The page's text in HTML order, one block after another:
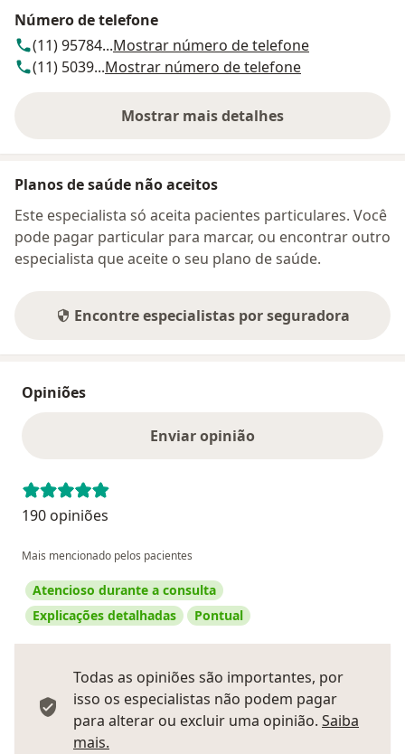
Número de telefone
(11) 95784...Mostrar número de telefone
(11) 5039...Mostrar número de telefone
Mostrar mais detalhes
sobre o endereço
Planos de saúde não aceitos
Este especialista só aceita pacientes particulares. Você
pode pagar particular para marcar, ou encontrar outro
especialista que aceite o seu plano de saúde.
Encontre especialistas por seguradora
Opiniões
Enviar opinião
190 opiniões
Mais mencionado pelos pacientes
Atencioso durante a consulta
Explicações detalhadas
Pontual
Todas as opiniões são importantes, por
isso os especialistas não podem pagar
para alterar ou excluir uma opinião. Saiba
mais.